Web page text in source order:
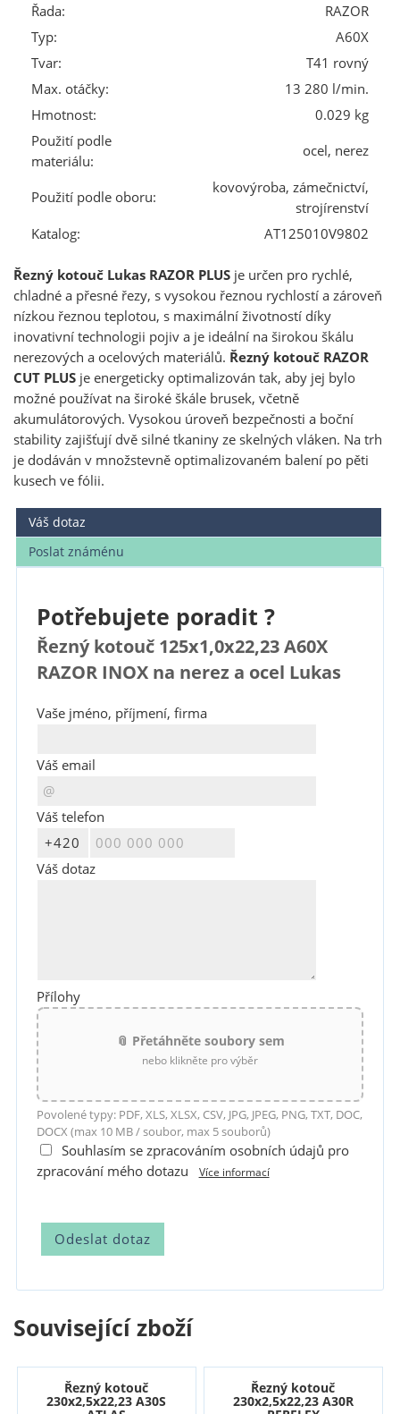
Řada:
RAZOR
Typ:
A60X
Tvar:
T41 rovný
Max. otáčky:
13 280 l/min.
Hmotnost:
0.029 kg
Použití podle
materiálu:
ocel, nerez
Použití podle oboru:
kovovýroba, zámečnictví,
strojírenství
Katalog:
AT125010V9802
Řezný kotouč Lukas RAZOR PLUS je určen pro rychlé,
chladné a přesné řezy, s vysokou řeznou rychlostí a zároveň
nízkou řeznou teplotou, s maximální životností díky
inovativní technologii pojiv a je ideální na širokou škálu
nerezových a ocelových materiálů. Řezný kotouč RAZOR
CUT PLUS je energeticky optimalizován tak, aby jej bylo
možné používat na široké škále brusek, včetně
akumulátorových. Vysokou úroveň bezpečnosti a boční
stability zajišťují dvě silné tkaniny ze skelných vláken. Na trh
je dodáván v množstevně optimalizovaném balení po pěti
kusech ve fólii.
Váš dotaz
Poslat známénu
Potřebujete poradit ?
Řezný kotouč 125x1,0x22,23 A60X
RAZOR INOX na nerez a ocel Lukas
Vaše jméno, příjmení, firma
Váš email
Váš telefon
Váš dotaz
Přílohy
📎 Přetáhněte soubory sem
nebo klikněte pro výběr
Povolené typy: PDF, XLS, XLSX, CSV, JPG, JPEG, PNG, TXT, DOC,
DOCX (max 10 MB / soubor, max 5 souborů)
Souhlasím se zpracováním osobních údajů pro
zpracování mého dotazu
Více informací
Související zboží
Řezný kotouč
230x2,5x22,23 A30S
Řezný kotouč
230x2,5x22,23 A30R